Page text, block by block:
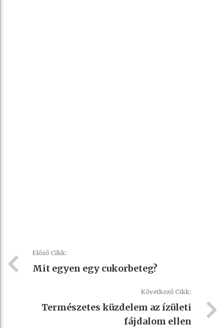
Előző Cikk:
Mit egyen egy cukorbeteg?
Következő Cikk:
Természetes küzdelem az ízületi
fájdalom ellen